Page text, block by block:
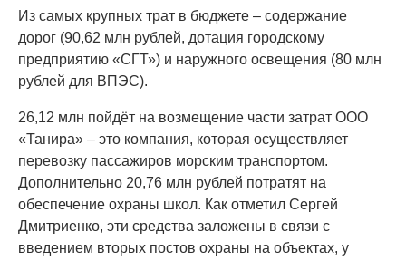
Из самых крупных трат в бюджете – содержание
дорог (90,62 млн рублей, дотация городскому
предприятию «СГТ») и наружного освещения (80 млн
рублей для ВПЭС).
26,12 млн пойдёт на возмещение части затрат ООО
«Танира» – это компания, которая осуществляет
перевозку пассажиров морским транспортом.
Дополнительно 20,76 млн рублей потратят на
обеспечение охраны школ. Как отметил Сергей
Дмитриенко, эти средства заложены в связи с
введением вторых постов охраны на объектах, у